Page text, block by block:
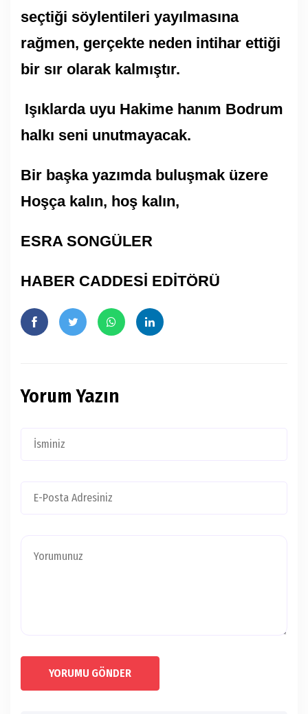
seçtiği söylentileri yayılmasına
rağmen, gerçekte neden intihar ettiği
bir sır olarak kalmıştır.
Işıklarda uyu Hakime hanım Bodrum
halkı seni unutmayacak.
Bir başka yazımda buluşmak üzere
Hoşça kalın, hoş kalın,
ESRA SONGÜLER
HABER CADDESİ EDİTÖRÜ
Yorum Yazın
YORUMU GÖNDER